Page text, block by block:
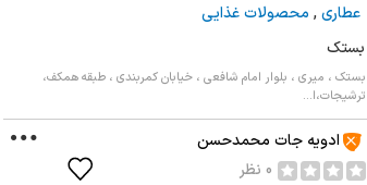
عطاری, محصولات غذایی
بستک
بستک ، میری ، بلوار امام شافعی ، خیابان کمربندی ، طبقه همکف،
ترشیجات،ا...
ادویه جات محمدحسن
0 نظر